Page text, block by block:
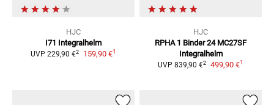
HJC
I71 Integralhelm
UVP 229,90 €2 159,90 €1
HJC
RPHA 1 Binder 24 MC27SF
Integralhelm
UVP 839,90 €2 499,90 €1